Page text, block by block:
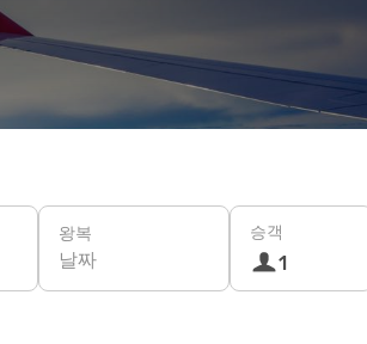
왕복
날짜
승객
1